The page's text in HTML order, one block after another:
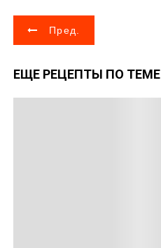
Н
в
Пред.
ЕЩЕ РЕЦЕПТЫ ПО ТЕМЕ